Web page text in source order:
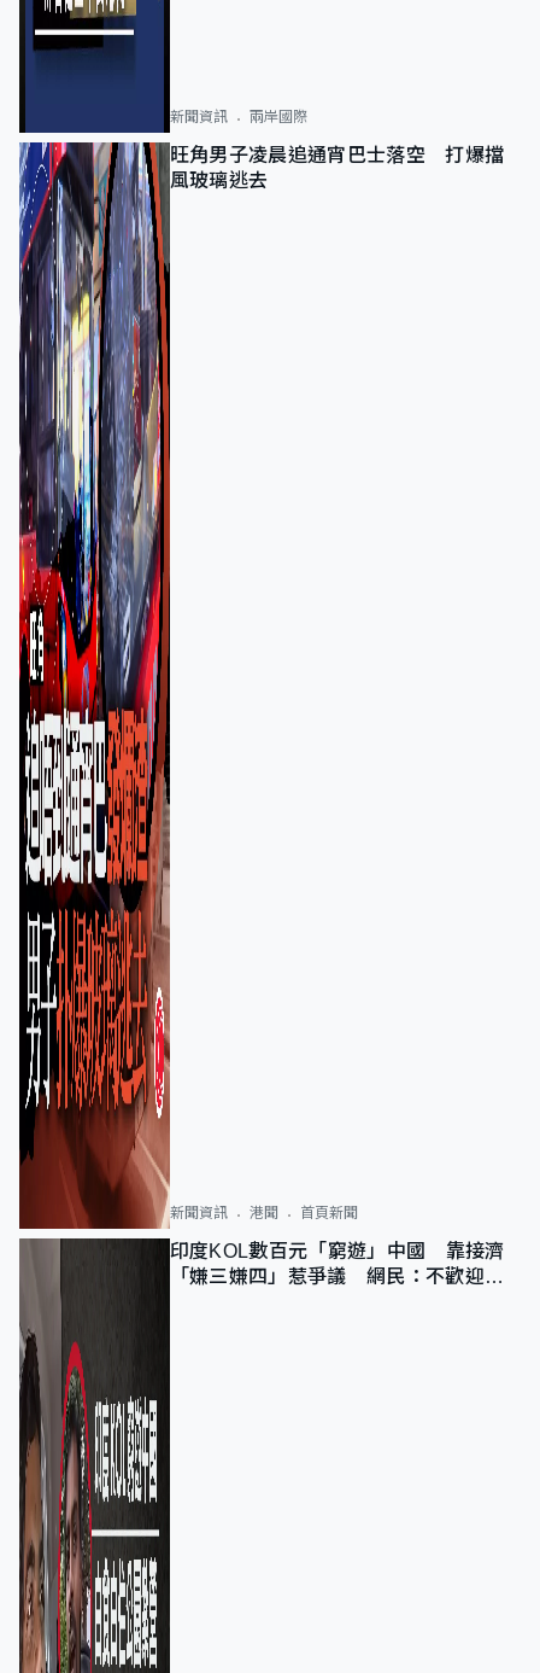
新聞資訊 兩岸國際
旺角男子凌晨追通宵巴士落空 打爆擋
風玻璃逃去
新聞資訊 港聞 首頁新聞
印度KOL數百元「窮遊」中國 靠接濟
「嫌三嫌四」惹爭議 網民：不歡迎劣